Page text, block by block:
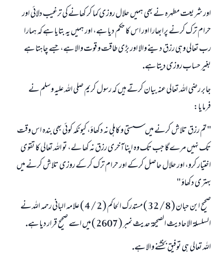
اور شريعت مطہرہ نے بھى ہميں حلال روزى كما كر كھانے كى ترغيب دلائى اور
حرام ترك كرنے پرابھارا اور اس كا حكم ديا ہے، اور ہميں يہ بتايا ہے كہ ہمارا
رب تعالى وہى رزق دينے والا اور بڑى طاقت و قوت والا ہے، جسے چاہتا ہے
بغير حساب روزى ديتا ہے.
جابر رضى اللہ تعالى عنہ بيان كرتے ہيں كہ رسول كريم صلى اللہ عليہ وسلم نے
فرمايا:
" تم رزق تلاش كرنے ميں سستى و كاہلى نہ دكھاؤ، كيونكہ كوئى بھى بندہ اس وقت
تك نہيں مرےگا جب تك وہ اپنا آخرى رزق نہ كھا لے، تو اللہ تعالى كا تقوى
اختيار كرو، اور حلال حاصل كركے اور حرام ترك كر كے روزى تلاش كرنے ميں
بہترى دكھاؤ "
صحيح ابن حبان ( 8 / 32 ) مستدرك الحاكم ( 2 / 4 ) علامہ البانى رحمہ اللہ نے
السلسلۃ الاحاديث الصحيحۃ حديث نمبر ( 2607 ) ميں اسے صحيح قرار ديا ہے.
اللہ تعالى ہى توفيق بخشنے والا ہے.